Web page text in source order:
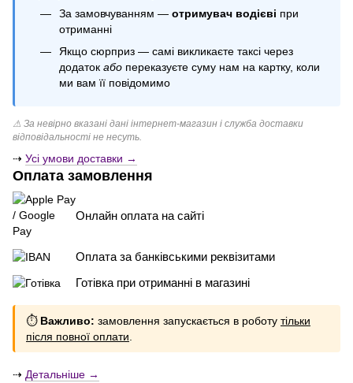
Повітряні кульки з бантиками
За замовчуванням — отримувач водієві при
отриманні
Якщо сюрприз — самі викликаєте таксі через
додаток або переказуєте суму нам на картку, коли
ми вам її повідомимо
⚠ За невірно вказані дані інтернет-магазин і служба доставки
відповідальності не несуть.
⇢ Усі умови доставки →
Оплата замовлення
Онлайн оплата на сайті
Оплата за банківськими реквізитами
Готівка при отриманні в магазині
⏱ Важливо: замовлення запускається в роботу тільки
після повної оплати.
⇢ Детальніше →